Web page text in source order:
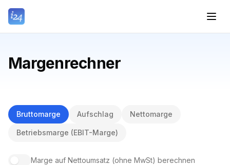
Margenrechner
Bruttomarge Aufschlag Nettomarge
Betriebsmarge (EBIT-Marge)
Marge auf Nettoumsatz (ohne MwSt) berechnen